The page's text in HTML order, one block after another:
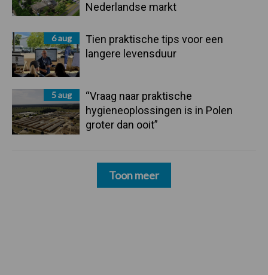
Nederlandse markt
6 aug
Tien praktische tips voor een
langere levensduur
5 aug
“Vraag naar praktische
hygieneoplossingen is in Polen
groter dan ooit”
Toon meer